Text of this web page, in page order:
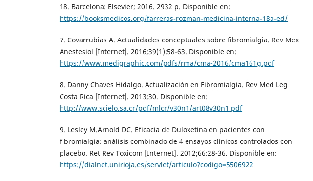
18. Barcelona: Elsevier; 2016. 2932 p. Disponible en:
https://booksmedicos.org/farreras-rozman-medicina-interna-18a-ed/
7. Covarrubias A. Actualidades conceptuales sobre fibromialgia. Rev Mex
Anestesiol [Internet]. 2016;39(1):58-63. Disponible en:
https://www.medigraphic.com/pdfs/rma/cma-2016/cma161g.pdf
8. Danny Chaves Hidalgo. Actualización en Fibromialgia. Rev Med Leg
Costa Rica [Internet]. 2013;30. Disponible en:
http://www.scielo.sa.cr/pdf/mlcr/v30n1/art08v30n1.pdf
9. Lesley M.Arnold DC. Eficacia de Duloxetina en pacientes con
fibromialgia: análisis combinado de 4 ensayos clínicos controlados con
placebo. Ret Rev Toxicom [Internet]. 2012;66:28-36. Disponible en:
https://dialnet.unirioja.es/servlet/articulo?codigo=5506922